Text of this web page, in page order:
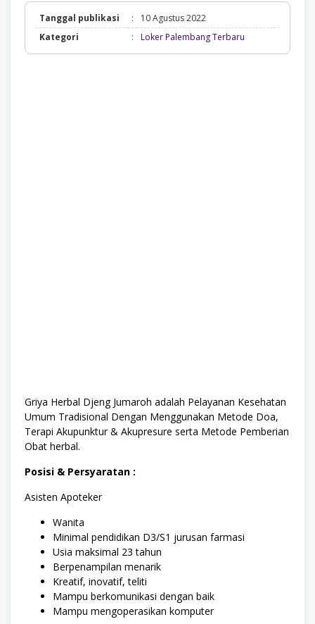
Tanggal publikasi :
10 Agustus 2022
Kategori
: Loker Palembang Terbaru
Griya Herbal Djeng Jumaroh adalah Pelayanan Kesehatan
Umum Tradisional Dengan Menggunakan Metode Doa,
Terapi Akupunktur & Akupresure serta Metode Pemberian
Obat herbal.
Posisi & Persyaratan :
Asisten Apoteker
Wanita
Minimal pendidikan D3/S1 jurusan farmasi
Usia maksimal 23 tahun
Berpenampilan menarik
Kreatif, inovatif, teliti
Mampu berkomunikasi dengan baik
Mampu mengoperasikan komputer